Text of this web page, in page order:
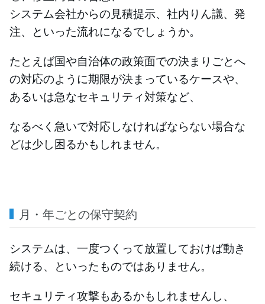
システム会社からの見積提示、社内りん議、発
注、といった流れになるでしょうか。
たとえば国や自治体の政策面での決まりごとへ
の対応のように期限が決まっているケースや、
あるいは急なセキュリティ対策など、
なるべく急いで対応しなければならない場合な
どは少し困るかもしれません。
月・年ごとの保守契約
システムは、一度つくって放置しておけば動き
続ける、といったものではありません。
セキュリティ攻撃もあるかもしれませんし、